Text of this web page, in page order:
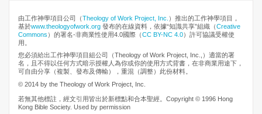
由工作神學項目公司（Theology of Work Project, Inc. ）推出的工作神學項目，
基於www.theologyofwork.org 發布的在線資料，依據“知識共享”組織（Creative
Commons ）的署名-非商業性使用4.0國際（CC BY-NC 4.0）許可協議受權使
用。
您必須給出工作神學項目組公司（Theology of Work Project, Inc.,）適當的署
名，且不得以任何方式暗示授權人為你或你的使用方式背書，在非商業用途下，
可自由分享（複製、發布及傳輸），重混（調整）此份材料。
© 2014 by the Theology of Work Project, Inc.
若無其他標註，經文引用皆出於新標點和合本聖經。Copyright © 1996 Hong
Kong Bible Society. Used by permission